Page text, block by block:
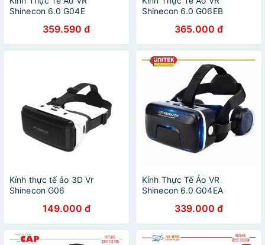
Shinecon 6.0 G04E
359.590 đ
Shinecon 6.0 G06EB
365.000 đ
Kính thực tế ảo 3D Vr
Shinecon G06
149.000 đ
Kính Thực Tế Ảo VR
Shinecon 6.0 G04EA
339.000 đ